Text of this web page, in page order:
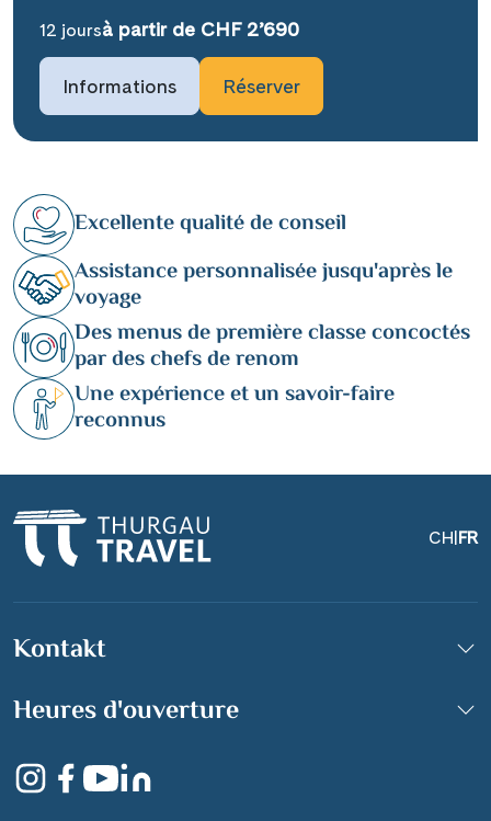
Schloss Chantilly
12 joursà partir de CHF 2’690
Informations Réserver
Excellente qualité de conseil
Assistance personnalisée jusqu'après le
voyage
Des menus de première classe concoctés
par des chefs de renom
Une expérience et un savoir-faire
reconnus
CH|FR
Kontakt
Heures d'ouverture